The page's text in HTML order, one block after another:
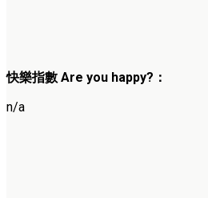
快樂指數 Are you happy?：
n/a